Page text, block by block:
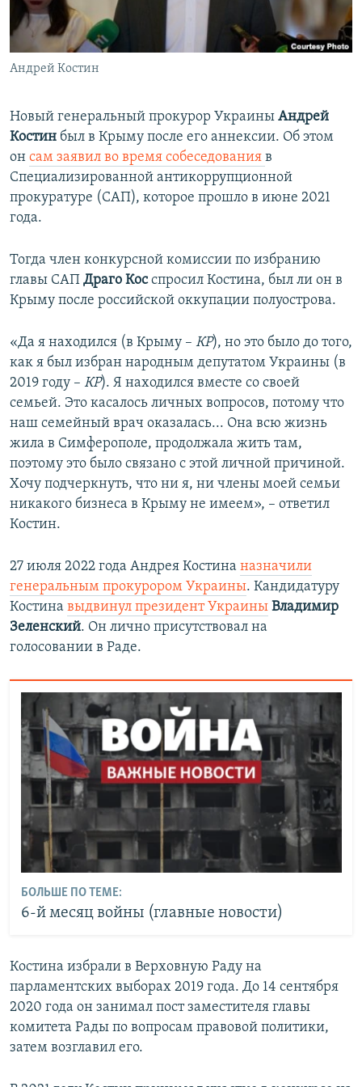
ПОБЕДИТЕЛЕЙ НЕ СУДЯТ?
КРЫМ.НЕПОКОРЕННЫЙ
ELIFBE
ПРИСОЕДИНЯЙТЕСЬ!
Все сайты RFE/RL
Андрей Костин
Новый генеральный прокурор Украины Андрей
Костин был в Крыму после его аннексии. Об этом
он сам заявил во время собеседования в
Специализированной антикоррупционной
прокуратуре (САП), которое прошло в июне 2021
года.
Тогда член конкурсной комиссии по избранию
главы САП Драго Косспросил Костина, был ли он в
Крыму после российской оккупации полуострова.
«Да я находился (в Крыму – КР), но это было до того,
как я был избран народным депутатом Украины (в
2019 году – КР). Я находился вместе со своей
семьей. Это касалось личных вопросов, потому что
наш семейный врач оказалась... Она всю жизнь
жила в Симферополе, продолжала жить там,
поэтому это было связано с этой личной причиной.
Хочу подчеркнуть, что ни я, ни члены моей семьи
никакого бизнеса в Крыму не имеем», – ответил
Костин.
27 июля 2022 года Андрея Костина назначили
генеральным прокурором Украины. Кандидатуру
Костина выдвинул президент Украины Владимир
Зеленский. Он лично присутствовал на
голосовании в Раде.
БОЛЬШЕ ПО ТЕМЕ:
6-й месяц войны (главные новости)
Костина избрали в Верховную Раду на
парламентских выборах 2019 года. До 14 сентября
2020 года он занимал пост заместителя главы
комитета Рады по вопросам правовой политики,
затем возглавил его.